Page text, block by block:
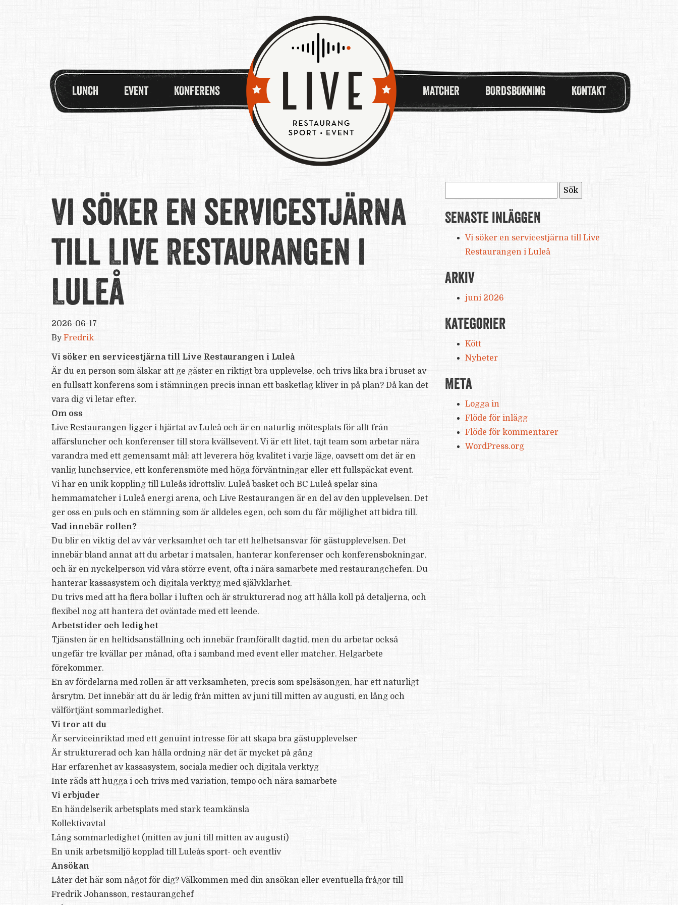
LUNCH EVENT KONFERENS MATCHER BORDSBOKNING KONTAKT
Vi söker en servicestjärna
till Live Restaurangen i
Luleå
2026-06-17
ByFredrik
Vi söker en servicestjärna till Live Restaurangen i Luleå
Är du en person som älskar att ge gäster en riktigt bra upplevelse, och trivs lika bra i bruset av
en fullsatt konferens som i stämningen precis innan ett basketlag kliver in på plan? Då kan det
vara dig vi letar efter.
Om oss
Live Restaurangen ligger i hjärtat av Luleå och är en naturlig mötesplats för allt från
affärsluncher och konferenser till stora kvällsevent. Vi är ett litet, tajt team som arbetar nära
varandra med ett gemensamt mål: att leverera hög kvalitet i varje läge, oavsett om det är en
vanlig lunchservice, ett konferensmöte med höga förväntningar eller ett fullspäckat event.
Vi har en unik koppling till Luleås idrottsliv. Luleå basket och BC Luleå spelar sina
hemmamatcher i Luleå energi arena, och Live Restaurangen är en del av den upplevelsen. Det
ger oss en puls och en stämning som är alldeles egen, och som du får möjlighet att bidra till.
Vad innebär rollen?
Du blir en viktig del av vår verksamhet och tar ett helhetsansvar för gästupplevelsen. Det
innebär bland annat att du arbetar i matsalen, hanterar konferenser och konferensbokningar,
och är en nyckelperson vid våra större event, ofta i nära samarbete med restaurangchefen. Du
hanterar kassasystem och digitala verktyg med självklarhet.
Du trivs med att ha flera bollar i luften och är strukturerad nog att hålla koll på detaljerna, och
flexibel nog att hantera det oväntade med ett leende.
Arbetstider och ledighet
Tjänsten är en heltidsanställning och innebär framförallt dagtid, men du arbetar också
ungefär tre kvällar per månad, ofta i samband med event eller matcher. Helgarbete
förekommer.
En av fördelarna med rollen är att verksamheten, precis som spelsäsongen, har ett naturligt
årsrytm. Det innebär att du är ledig från mitten av juni till mitten av augusti, en lång och
välförtjänt sommarledighet.
Vi tror att du
Är serviceinriktad med ett genuint intresse för att skapa bra gästupplevelser
Är strukturerad och kan hålla ordning när det är mycket på gång
Har erfarenhet av kassasystem, sociala medier och digitala verktyg
Inte räds att hugga i och trivs med variation, tempo och nära samarbete
Vi erbjuder
En händelserik arbetsplats med stark teamkänsla
Kollektivavtal
Lång sommarledighet (mitten av juni till mitten av augusti)
En unik arbetsmiljö kopplad till Luleås sport- och eventliv
Ansökan
Låter det här som något för dig? Välkommen med din ansökan eller eventuella frågor till
Fredrik Johansson, restaurangchef
Senaste inläggen
Vi söker en servicestjärna till Live
Restaurangen i Luleå
Arkiv
juni 2026
Kategorier
Kött
Nyheter
Meta
Logga in
Flöde för inlägg
Flöde för kommentarer
WordPress.org